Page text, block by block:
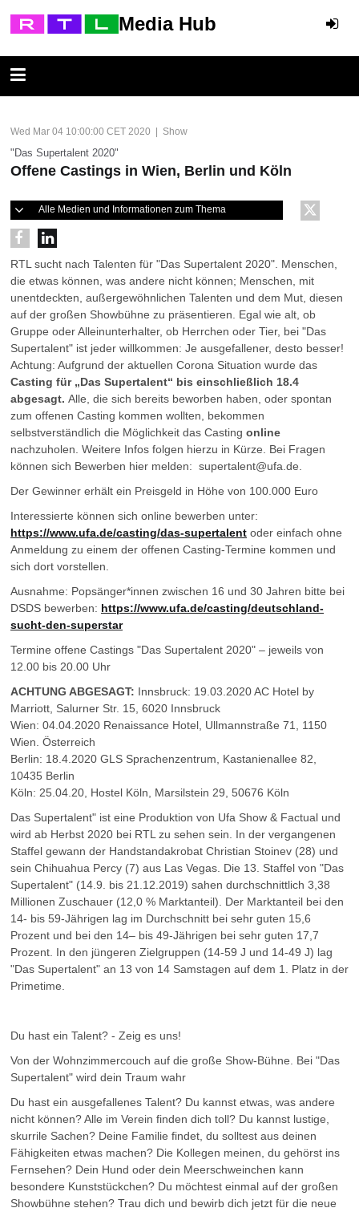
Media Hub
Wed Mar 04 10:00:00 CET 2020 | Show
"Das Supertalent 2020"
Offene Castings in Wien, Berlin und Köln
Alle Medien und Informationen zum Thema
RTL sucht nach Talenten für "Das Supertalent 2020". Menschen,
die etwas können, was andere nicht können; Menschen, mit
unentdeckten, außergewöhnlichen Talenten und dem Mut, diesen
auf der großen Showbühne zu präsentieren. Egal wie alt, ob
Gruppe oder Alleinunterhalter, ob Herrchen oder Tier, bei "Das
Supertalent" ist jeder willkommen: Je ausgefallener, desto besser!
Achtung: Aufgrund der aktuellen Corona Situation wurde das
Casting für „Das Supertalent“ bis einschließlich 18.4
abgesagt. Alle, die sich bereits beworben haben, oder spontan
zum offenen Casting kommen wollten, bekommen
selbstverständlich die Möglichkeit das Casting online
nachzuholen. Weitere Infos folgen hierzu in Kürze. Bei Fragen
können sich Bewerben hier melden: supertalent@ufa.de.
Der Gewinner erhält ein Preisgeld in Höhe von 100.000 Euro
Interessierte können sich online bewerben unter:
https://www.ufa.de/casting/das-supertalent oder einfach ohne
Anmeldung zu einem der offenen Casting-Termine kommen und
sich dort vorstellen.
Ausnahme: Popsänger*innen zwischen 16 und 30 Jahren bitte bei
DSDS bewerben: https://www.ufa.de/casting/deutschland-
sucht-den-superstar
Termine offene Castings "Das Supertalent 2020" – jeweils von
12.00 bis 20.00 Uhr
ACHTUNG ABGESAGT: Innsbruck: 19.03.2020 AC Hotel by
Marriott, Salurner Str. 15, 6020 Innsbruck
Wien: 04.04.2020 Renaissance Hotel, Ullmannstraße 71, 1150
Wien. Österreich
Berlin: 18.4.2020 GLS Sprachenzentrum, Kastanienallee 82,
10435 Berlin
Köln: 25.04.20, Hostel Köln, Marsilstein 29, 50676 Köln
Das Supertalent" ist eine Produktion von Ufa Show & Factual und
wird ab Herbst 2020 bei RTL zu sehen sein. In der vergangenen
Staffel gewann der Handstandakrobat Christian Stoinev (28) und
sein Chihuahua Percy (7) aus Las Vegas. Die 13. Staffel von "Das
Supertalent" (14.9. bis 21.12.2019) sahen durchschnittlich 3,38
Millionen Zuschauer (12,0 % Marktanteil). Der Marktanteil bei den
14- bis 59-Jährigen lag im Durchschnitt bei sehr guten 15,6
Prozent und bei den 14– bis 49-Jährigen bei sehr guten 17,7
Prozent. In den jüngeren Zielgruppen (14-59 J und 14-49 J) lag
"Das Supertalent" an 13 von 14 Samstagen auf dem 1. Platz in der
Primetime.
Du hast ein Talent? - Zeig es uns!
Von der Wohnzimmercouch auf die große Show-Bühne. Bei "Das
Supertalent" wird dein Traum wahr
Du hast ein ausgefallenes Talent? Du kannst etwas, was andere
nicht können? Alle im Verein finden dich toll? Du kannst lustige,
skurrile Sachen? Deine Familie findet, du solltest aus deinen
Fähigkeiten etwas machen? Die Kollegen meinen, du gehörst ins
Fernsehen? Dein Hund oder dein Meerschweinchen kann
besondere Kunststückchen? Du möchtest einmal auf der großen
Showbühne stehen? Trau dich und bewirb dich jetzt für die neue